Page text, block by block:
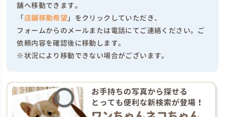
舗へ移動できます。
「店舗移動希望」をクリックしていただき、
フォームからのメールまたは電話にてご連絡ください。ご
依頼内容を確認後に移動します。
※状況により移動できない場合がございます。